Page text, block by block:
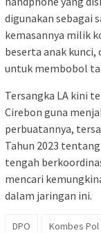
digunakan sebagai
kemasannya milik
beserta anak kunci,
untuk membobol
Tersangka LA kini
Cirebon guna
perbuatannya,
Tahun 2023
tengah
mencari
dalam jaringan ini.
DPO Kombes Pol